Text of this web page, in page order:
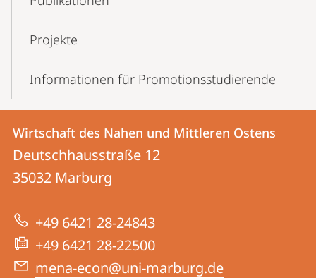
Projekte
Informationen für Promotionsstudierende
Kontakt
und
Informationen
zur
Website
Kontaktinformationen
Wirtschaft
des
Nahen
und
Mittleren
Ostens
Wirtschaft des Nahen und Mittleren Ostens
Deutschhausstraße 12
35032 Marburg
+49 6421 28-24843
+49 6421 28-22500
mena-econ@uni-marburg.de